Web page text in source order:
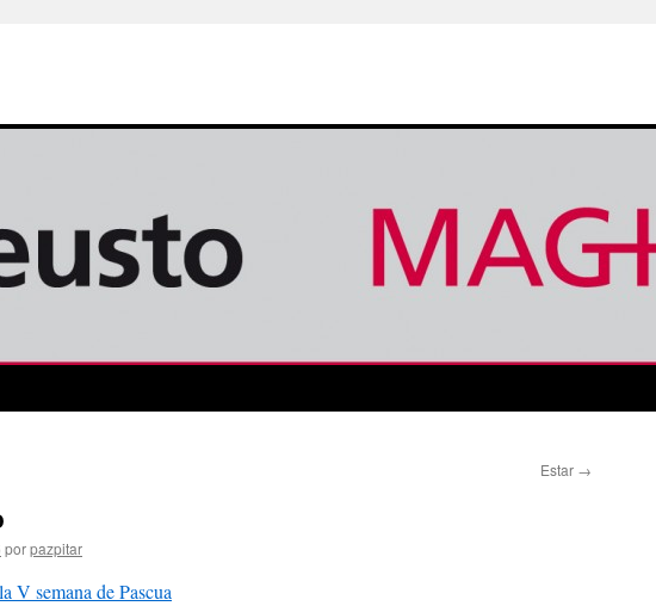
Estar →
porpazpitar
V semana de Pascua